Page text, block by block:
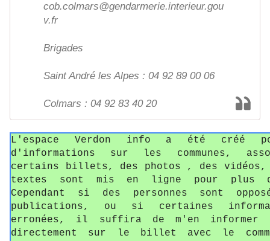
cob.colmars@gendarmerie.interieur.gou
v.fr
Brigades
Saint André les Alpes : 04 92 89 00 06
Colmars : 04 92 83 40 20
L'espace Verdon info a été créé
d'informations sur les communes,
certains billets, des photos , des vidéos,
textes sont mis en ligne pour plus
Cependant si des personnes sont
publications, ou si certaines
erronées, il suffira de m'en
directement sur le billet avec le